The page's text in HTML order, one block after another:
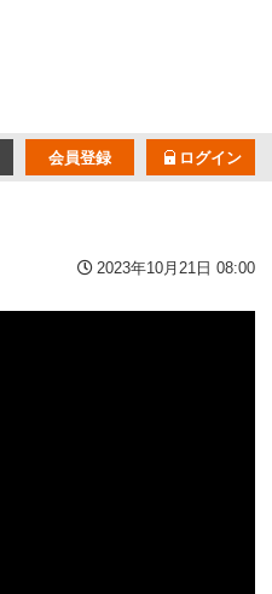
ログイン
会員登録
2023年10月21日 08:00